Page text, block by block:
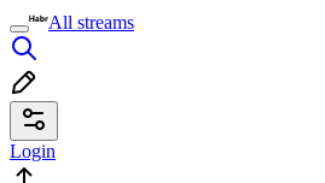
All streams
Login